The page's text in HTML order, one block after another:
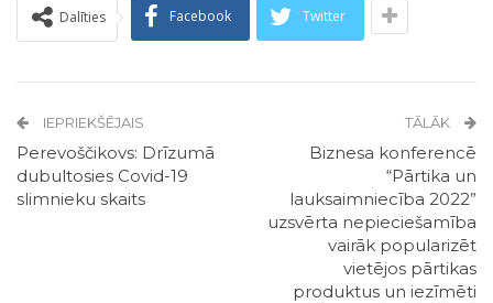
Dalīties Facebook Twitter
IEPRIEKŠĒJAIS
Perevoščikovs: Drīzumā
dubultosies Covid-19
slimnieku skaits
TĀLĀK
Biznesa konferencē
“Pārtika un
lauksaimniecība 2022”
uzsvērta nepieciešamība
vairāk popularizēt
vietējos pārtikas
produktus un iezīmēti